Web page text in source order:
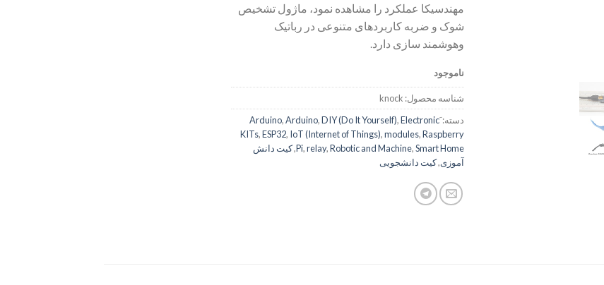
مهندسیکا عملکرد را مشاهده نمود، ماژول تشخیص
شوک و ضربه کاربردهای متنوعی در رباتیک
وهوشمند سازی دارد.
ناموجود
شناسه محصول: knock
دسته:
,Arduino,DIY (Do It Yourself),Electronic
KITs,ESP32, IoT (Internet of Things),modules,Raspberry
Pi,relay,Robotic and Machine,Smart Home
,کیت دانش
آموزی,کیت دانشجویی